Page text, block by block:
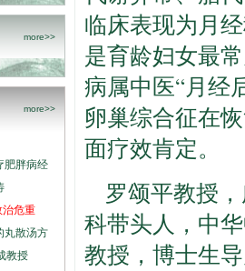
more>>
more>>
肥胖病经
治危重
丸散汤方
教授
临床表现为月
是育龄妇女最
病属中医“月经
卵巢综合征在
面疗效肯定。
罗颂平教授
科带头人，中
教授，博士生